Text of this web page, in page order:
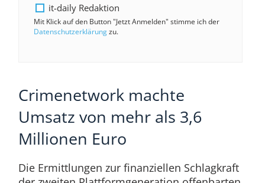
it-daily Redaktion
Mit Klick auf den Button "Jetzt Anmelden" stimme ich der
Datenschutzerklärungzu.
Crimenetwork machte
Umsatz von mehr als 3,6
Millionen Euro
Die Ermittlungen zur finanziellen Schlagkraft